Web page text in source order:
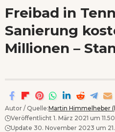
Freibad in
Sanierung
Millionen –
Autor / Quelle:Martin Himmelheber
Veröffentlicht 1. März 2021 um
Update 30. November 2023 um